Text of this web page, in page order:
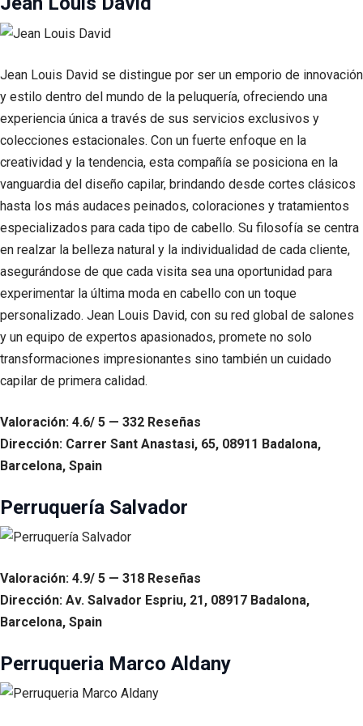
Jean Louis David se distingue por ser un emporio de innovación
y estilo dentro del mundo de la peluquería, ofreciendo una
experiencia única a través de sus servicios exclusivos y
colecciones estacionales. Con un fuerte enfoque en la
creatividad y la tendencia, esta compañía se posiciona en la
vanguardia del diseño capilar, brindando desde cortes clásicos
hasta los más audaces peinados, coloraciones y tratamientos
especializados para cada tipo de cabello. Su filosofía se centra
en realzar la belleza natural y la individualidad de cada cliente,
asegurándose de que cada visita sea una oportunidad para
experimentar la última moda en cabello con un toque
personalizado. Jean Louis David, con su red global de salones
y un equipo de expertos apasionados, promete no solo
transformaciones impresionantes sino también un cuidado
capilar de primera calidad.
Valoración: 4.6/ 5 — 332 Reseñas
Dirección: Carrer Sant Anastasi, 65, 08911 Badalona,
Barcelona, Spain
Perruquería Salvador
Valoración: 4.9/ 5 — 318 Reseñas
Dirección: Av. Salvador Espriu, 21, 08917 Badalona,
Barcelona, Spain
Perruqueria Marco Aldany